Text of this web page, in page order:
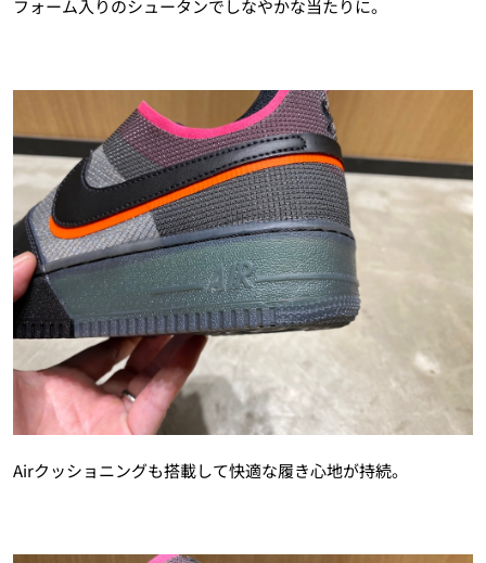
フォーム入りのシュータンでしなやかな当たりに。
Airクッショニングも搭載して快適な履き心地が持続。